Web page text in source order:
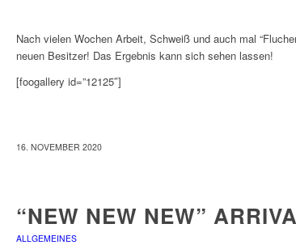
Nach vielen Wochen Arbeit, Schweiß und auch mal
neuen Besitzer! Das Ergebnis kann sich sehen lassen!
[foogallery id=”12125″]
16. NOVEMBER 2020
“NEW NEW NEW”
ALLGEMEINES